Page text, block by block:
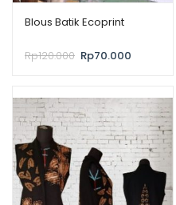
Blous Batik Ecoprint
Rp120.000 Rp70.000